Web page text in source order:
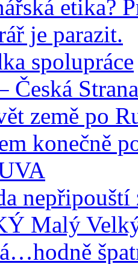
etika?
je parazit.
spolupráce
Česká
země po
konečně
Malý